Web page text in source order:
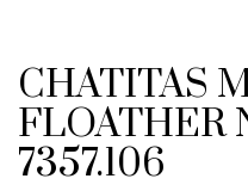
CHATITAS
FLOATHER
7357.106